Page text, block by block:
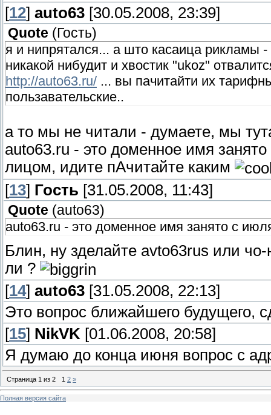
[12] auto63 [30.05.2008, 23:39]
Quote ( Гость)
я и нипрятался... а што касаица рикламы
никакой нибудит и хвостик "ukoz"
http://auto63.ru/ ... вы пачитайти их
пользавательские..
а то мы не читали - думаете, мы
auto63.ru - это доменное имя
лицом, идите пАчитайте каким
[13] Гость [31.05.2008, 11:43]
Quote (auto63)
auto63.ru - это доменное имя занято с
Блин, ну зделайте avto63rus или
ли ?
[14] auto63 [31.05.2008, 22:13]
Это вопрос ближайшего будущего,
[15] NikVK [01.06.2008, 20:58]
Я думаю до конца июня вопрос с
Страница 1 из 2 1 2 »
Полная версия сайта